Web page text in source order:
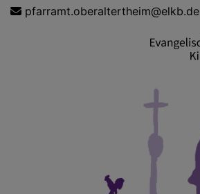
Direktpfarramt.oberaltertheim@elkb.de